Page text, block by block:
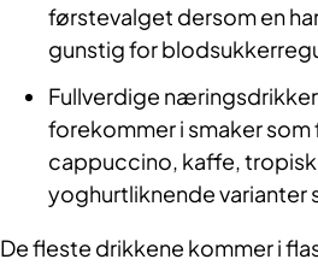
førstevalget dersom en
gunstig for
Fullverdige
forekommer i smaker
cappuccino, kaffe,
yoghurtliknende varianter
De fleste drikkene kommer i